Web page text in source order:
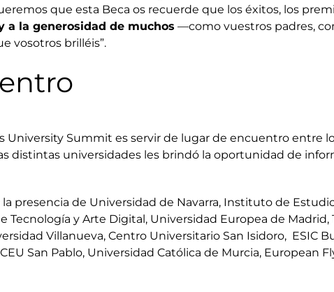
que esta Beca os recuerde que los éxitos, los
a la generosidad de muchos —como vuestros padres,
vosotros brilléis”.
Summit es servir de lugar de encuentro entre
distintas universidades les brindó la oportunidad de
presencia de Universidad de Navarra, Instituto de
Tecnología y Arte Digital, Universidad Europea de
Villanueva, Centro Universitario San Isidoro, ESIC
San Pablo, Universidad Católica de Murcia, European